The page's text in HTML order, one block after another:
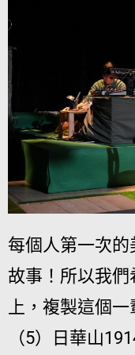
每個人第一次
故事！所以我
上，複製這個
（5）日華山